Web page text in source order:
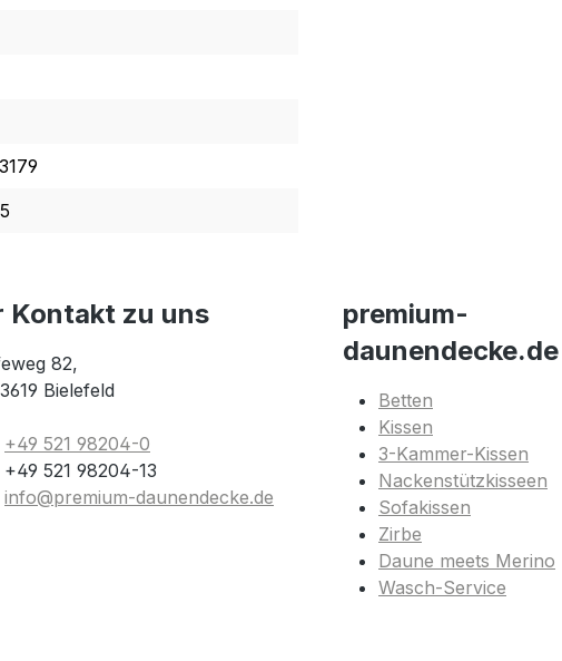
Kontakt zu uns
82,
Bielefeld
+49 521 98204-0
+49 521 98204-13
info@premium-daunendecke.de
premium-
daunendecke.de
Betten
Kissen
3-Kammer-Kissen
Nackenstützkisseen
Sofakissen
Zirbe
Daune meets Merino
Wasch-Service